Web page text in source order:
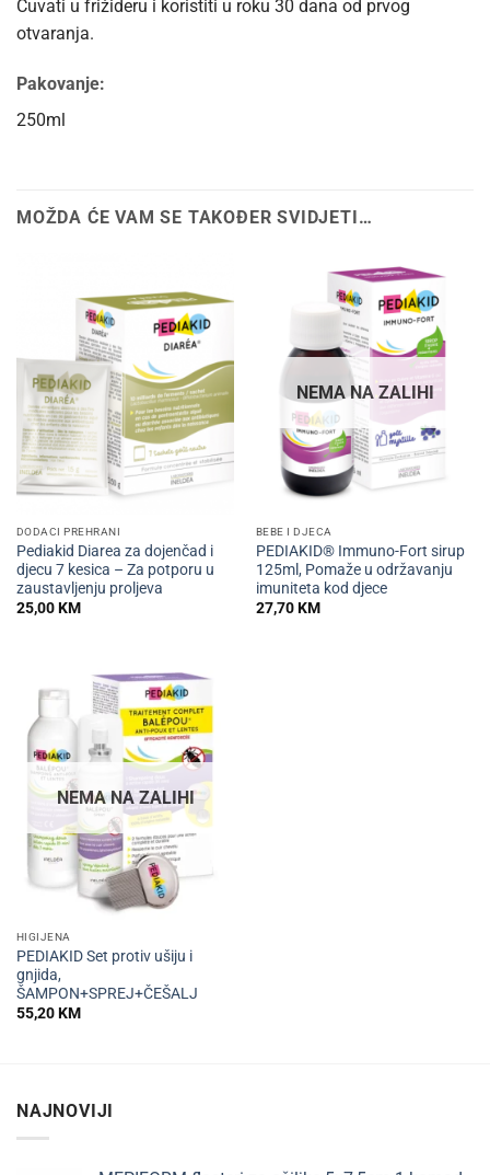
Čuvati u frižideru i koristiti u roku 30 dana od prvog
otvaranja.
Pakovanje:
250ml
MOŽDA ĆE VAM SE TAKOĐER SVIDJETI…
DODACI PREHRANI
Pediakid Diarea za dojenčad i
djecu 7 kesica – Za potporu u
zaustavljenju proljeva
25,00KM
NEMA NA ZALIHI
BEBE I DJECA
PEDIAKID® Immuno-Fort sirup
125ml, Pomaže u održavanju
imuniteta kod djece
27,70KM
NEMA NA ZALIHI
HIGIJENA
PEDIAKID Set protiv ušiju i
gnjida,
ŠAMPON+SPREJ+ČEŠALJ
55,20KM
NAJNOVIJI